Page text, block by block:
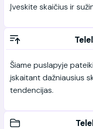
Įveskite skaičius ir
Šiame puslapyje
įskaitant dažniausius
tendencijas.